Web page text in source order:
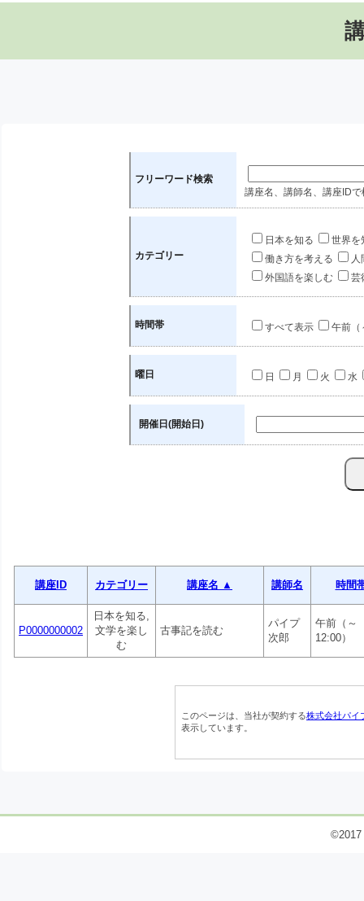
フリーワード検索
講座名、講師名、講座IDで
カテゴリー
日本を知る
世界を
働き方を考える
人
外国語を楽しむ
芸
時間帯 すべて表示 午前（
曜日 日 月 火 水
開催日(開始日)
講座ID カテゴリー 講座名 ▲ 講師名 時間
P0000000002
日本を知る,
文学を楽し
む
古事記を読む
パイプ
次郎
午前（～
12:00）
このページは、当社が契約する株式会社パイ
表示しています。
©2017